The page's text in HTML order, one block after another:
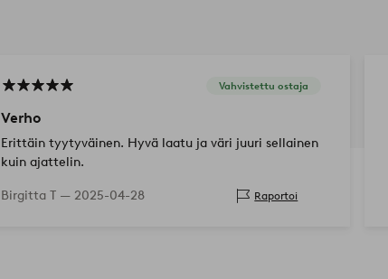
Vahvistettu ostaja
Verho
Erittäin tyytyväinen. Hyvä laatu ja väri juuri sellainen
kuin ajattelin.
Birgitta T — 2025-04-28 Raportoi